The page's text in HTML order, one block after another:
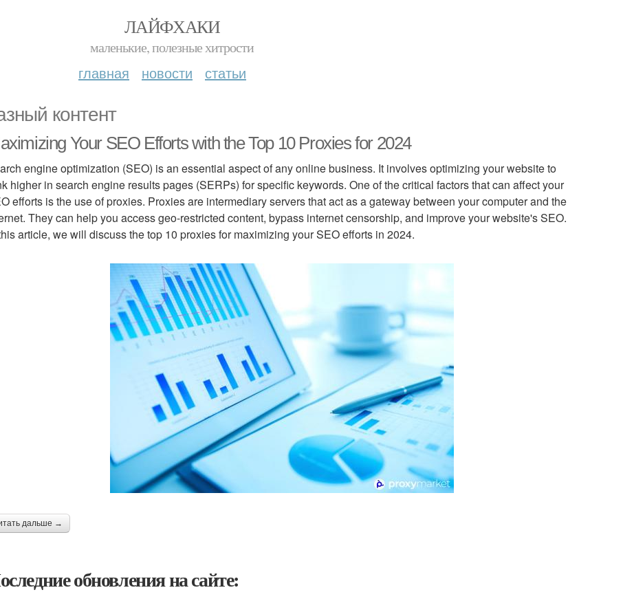
ЛАЙФХАКИ
маленькие, полезные хитрости
главная новости статьи
контент
Your SEO Efforts with the Top 10 Proxies for 2024
engine optimization (SEO) is an essential aspect of any online business. It involves optimizing your website to
higher in search engine results pages (SERPs) for specific keywords. One of the critical factors that can affect your
efforts is the use of proxies. Proxies are intermediary servers that act as a gateway between your computer and the
They can help you access geo-restricted content, bypass internet censorship, and improve your website's SEO.
article, we will discuss the top 10 proxies for maximizing your SEO efforts in 2024.
дальше →
обновления на сайте: